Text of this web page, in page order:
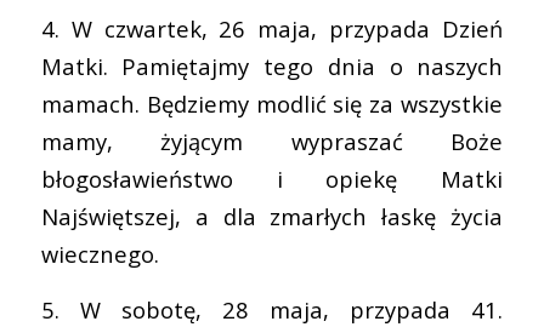
4. W czwartek, 26 maja, przypada Dzień
Matki. Pamiętajmy tego dnia o naszych
mamach. Będziemy modlić się za wszystkie
mamy, żyjącym wypraszać Boże
błogosławieństwo i opiekę Matki
Najświętszej, a dla zmarłych łaskę życia
wiecznego.
5. W sobotę, 28 maja, przypada 41.